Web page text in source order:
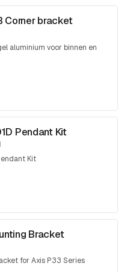
Corner bracket
aluminium voor binnen en
Pendant Kit
Kit
Bracket
for Axis P33 Series